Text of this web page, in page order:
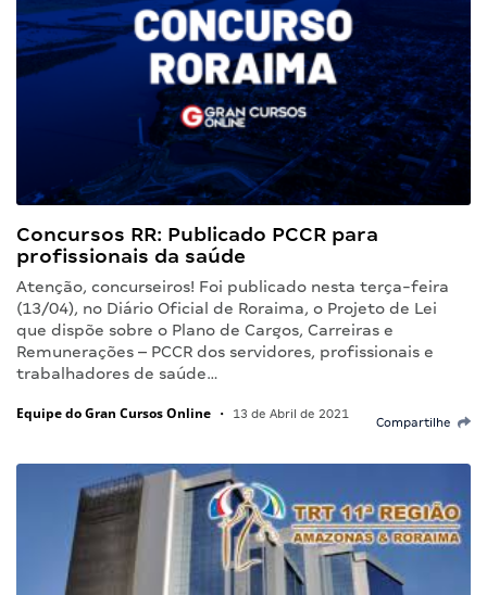
Concursos RR: Publicado PCCR para
profissionais da saúde
Atenção, concurseiros! Foi publicado nesta terça-feira
(13/04), no Diário Oficial de Roraima, o Projeto de Lei
que dispõe sobre o Plano de Cargos, Carreiras e
Remunerações – PCCR dos servidores, profissionais e
trabalhadores de saúde…
Equipe do Gran Cursos Online • 13 de Abril de 2021
Compartilhe